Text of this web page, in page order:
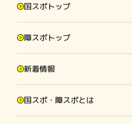
国スポトップ
障スポトップ
新着情報
国スポ・障スポとは